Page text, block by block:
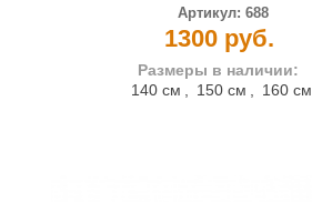
Артикул: 688
1300 руб.
Размеры в наличии:
140 см , 150 см , 160 см